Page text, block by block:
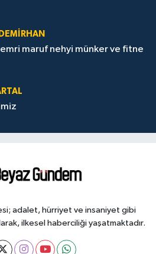
maruf nehyi münker ve fitne
adalet, hürriyet ve insaniyet gibi
ilkesel haberciliği yaşatmaktadır.